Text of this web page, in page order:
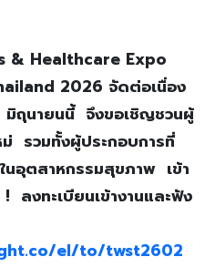
& Healthcare Expo
2026 จัดต่อเนื่อง
มิถุนายนนี้ จึงขอเชิญชวนผู้
รวมทั้งผู้ประกอบการที่
อุตสาหกรรมสุขภาพ เข้า
! ลงทะเบียนเข้างานและฟัง
el/to/twst2602